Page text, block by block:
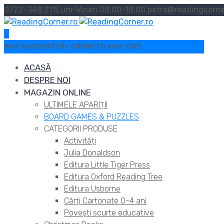
0722-348.211Luni-Vineri 08:00-18:00
was successfully added to your cart.
ACASĂ
DESPRE NOI
MAGAZIN ONLINE
ULTIMELE APARIȚII
BOARD GAMES & PUZZLES
CATEGORII PRODUSE
Activități
Julia Donaldson
Editura Little Tiger Press
Editura Oxford Reading Tree
Editura Usborne
Cărți Cartonate 0-4 ani
Povești scurte educative